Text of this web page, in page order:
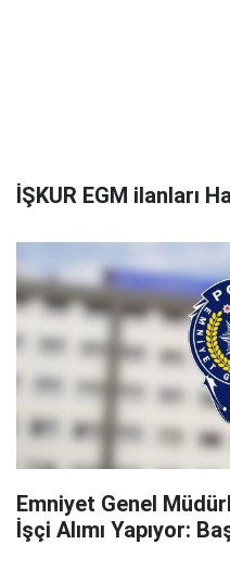
İŞKUR EGM ilanları
Emniyet Genel
İşçi Alımı Yapıyor: